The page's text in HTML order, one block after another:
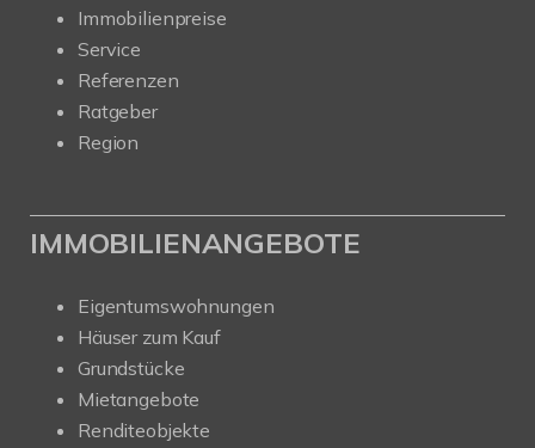
Immobilienpreise
Service
Referenzen
Ratgeber
Region
IMMOBILIENANGEBOTE
Eigentumswohnungen
Häuser zum Kauf
Grundstücke
Mietangebote
Renditeobjekte